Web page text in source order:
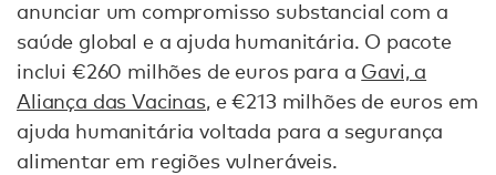
anunciar um compromisso substancial com a
saúde global e a ajuda humanitária. O pacote
inclui €260 milhões de euros para a Gavi, a
Aliança das Vacinas, e €213 milhões de euros em
ajuda humanitária voltada para a segurança
alimentar em regiões vulneráveis.